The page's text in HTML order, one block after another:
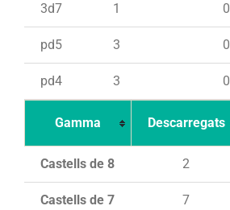
3d7 1 0
pd5 3 0
pd4 3 0
Gamma Descarregats
Castells de 8 2
Castells de 7 7